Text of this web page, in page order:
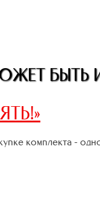
БЫТЬ
комплекта -